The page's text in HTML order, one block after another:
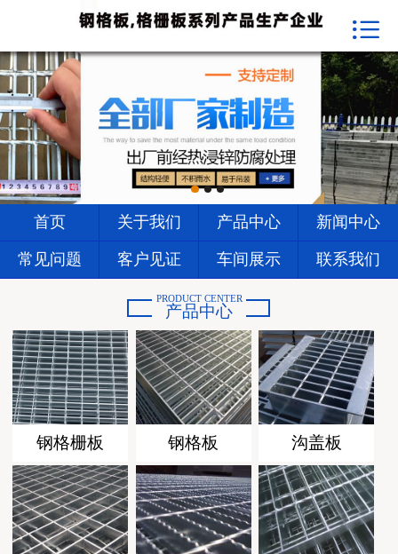
 首页
关于我们
产品中心
新闻中心
常见问题
客户见证
联系我们

首页 关于我们 产品中心 新闻中心
常见问题 客户见证 车间展示 联系我们
PRODUCT CENTER
产品中心
钢格栅板 钢格板 沟盖板